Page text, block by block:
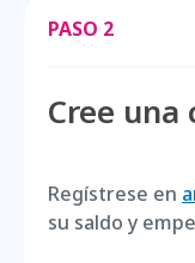
PASO 2
Cree
Regístrese en
su saldo y